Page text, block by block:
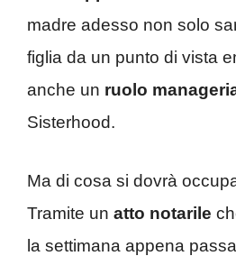
madre adesso non solo
figlia da un punto di vista
anche un ruolo
Sisterhood.
Ma di cosa si dovrà
Tramite un atto notarile
la settimana appena